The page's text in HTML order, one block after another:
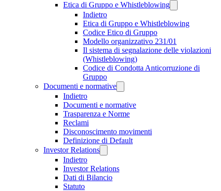
Etica di Gruppo e Whistleblowing
Indietro
Etica di Gruppo e Whistleblowing
Codice Etico di Gruppo
Modello organizzativo 231/01
Il sistema di segnalazione delle violazioni
(Whistleblowing)
Codice di Condotta Anticorruzione di
Gruppo
Documenti e normative
Indietro
Documenti e normative
Trasparenza e Norme
Reclami
Disconoscimento movimenti
Definizione di Default
Investor Relations
Indietro
Investor Relations
Dati di Bilancio
Statuto